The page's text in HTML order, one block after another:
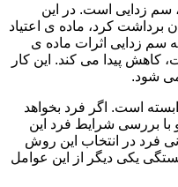
سم زدایی است. در این
برداشت کرد، ماده ی اعتیاد
سم زدایی اثرات ماده ی
کاهش پیدا می کند. این کار
شود.
است. اگر فرد بخواهد
با بررسی شرایط فرد این
فرد در انتخاب این روش
یکی دیگر از این عوامل